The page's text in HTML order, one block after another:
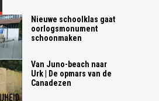
Nieuwe schoolklas gaat
oorlogsmonument
schoonmaken
Van Juno-beach naar
Urk | De opmars van de
Canadezen